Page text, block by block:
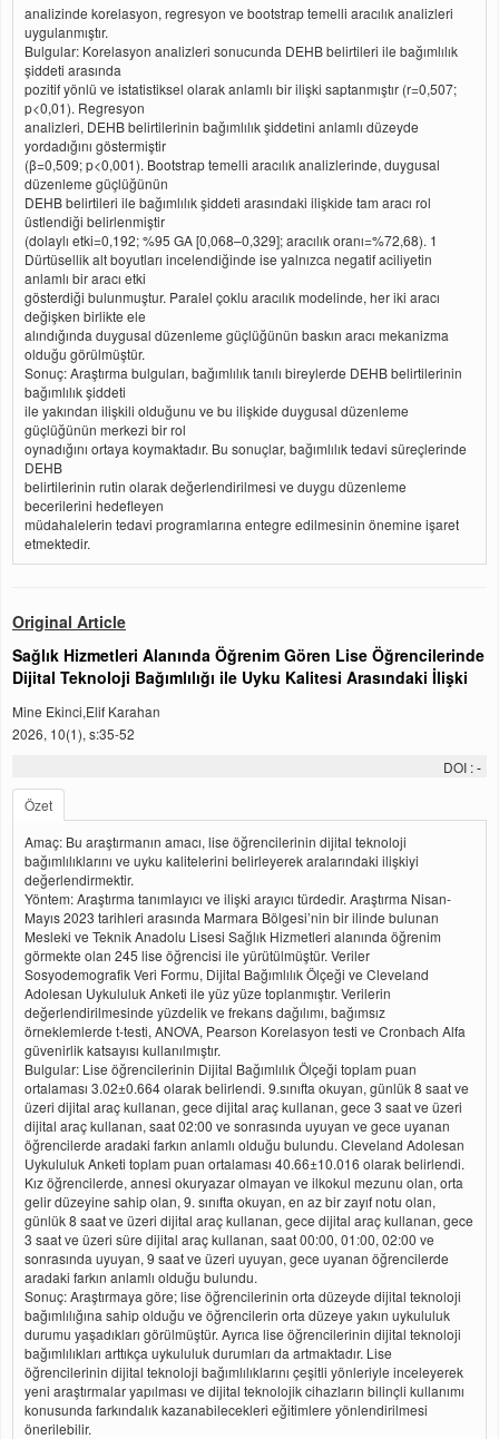
analizinde korelasyon, regresyon ve bootstrap temelli aracılık analizleri
uygulanmıştır.
Bulgular: Korelasyon analizleri sonucunda DEHB belirtileri ile bağımlılık
şiddeti arasında
pozitif yönlü ve istatistiksel olarak anlamlı bir ilişki saptanmıştır (r=0,507;
p<0,01). Regresyon
analizleri, DEHB belirtilerinin bağımlılık şiddetini anlamlı düzeyde
yordadığını göstermiştir
(β=0,509; p<0,001). Bootstrap temelli aracılık analizlerinde, duygusal
düzenleme güçlüğünün
DEHB belirtileri ile bağımlılık şiddeti arasındaki ilişkide tam aracı rol
üstlendiği belirlenmiştir
(dolaylı etki=0,192; %95 GA [0,068–0,329]; aracılık oranı=%72,68). 1
Dürtüsellik alt boyutları incelendiğinde ise yalnızca negatif aciliyetin
anlamlı bir aracı etki
gösterdiği bulunmuştur. Paralel çoklu aracılık modelinde, her iki aracı
değişken birlikte ele
alındığında duygusal düzenleme güçlüğünün baskın aracı mekanizma
olduğu görülmüştür.
Sonuç: Araştırma bulguları, bağımlılık tanılı bireylerde DEHB belirtilerinin
bağımlılık şiddeti
ile yakından ilişkili olduğunu ve bu ilişkide duygusal düzenleme
güçlüğünün merkezi bir rol
oynadığını ortaya koymaktadır. Bu sonuçlar, bağımlılık tedavi süreçlerinde
DEHB
belirtilerinin rutin olarak değerlendirilmesi ve duygu düzenleme
becerilerini hedefleyen
müdahalelerin tedavi programlarına entegre edilmesinin önemine işaret
etmektedir.
Original Article
Sağlık Hizmetleri Alanında Öğrenim Gören Lise Öğrencilerinde
Dijital Teknoloji Bağımlılığı ile Uyku Kalitesi Arasındaki İlişki
Mine Ekinci,Elif Karahan
2026, 10(1), s:35-52
DOI :-
Özet
Amaç: Bu araştırmanın amacı, lise öğrencilerinin dijital teknoloji
bağımlılıklarını ve uyku kalitelerini belirleyerek aralarındaki ilişkiyi
değerlendirmektir.
Yöntem: Araştırma tanımlayıcı ve ilişki arayıcı türdedir. Araştırma Nisan-
Mayıs 2023 tarihleri arasında Marmara Bölgesi’nin bir ilinde bulunan
Mesleki ve Teknik Anadolu Lisesi Sağlık Hizmetleri alanında öğrenim
görmekte olan 245 lise öğrencisi ile yürütülmüştür. Veriler
Sosyodemografik Veri Formu, Dijital Bağımlılık Ölçeği ve Cleveland
Adolesan Uykululuk Anketi ile yüz yüze toplanmıştır. Verilerin
değerlendirilmesinde yüzdelik ve frekans dağılımı, bağımsız
örneklemlerde t-testi, ANOVA, Pearson Korelasyon testi ve Cronbach Alfa
güvenirlik katsayısı kullanılmıştır.
Bulgular: Lise öğrencilerinin Dijital Bağımlılık Ölçeği toplam puan
ortalaması 3.02±0.664 olarak belirlendi. 9.sınıfta okuyan, günlük 8 saat ve
üzeri dijital araç kullanan, gece dijital araç kullanan, gece 3 saat ve üzeri
dijital araç kullanan, saat 02:00 ve sonrasında uyuyan ve gece uyanan
öğrencilerde aradaki farkın anlamlı olduğu bulundu. Cleveland Adolesan
Uykululuk Anketi toplam puan ortalaması 40.66±10.016 olarak belirlendi.
Kız öğrencilerde, annesi okuryazar olmayan ve ilkokul mezunu olan, orta
gelir düzeyine sahip olan, 9. sınıfta okuyan, en az bir zayıf notu olan,
günlük 8 saat ve üzeri dijital araç kullanan, gece dijital araç kullanan, gece
3 saat ve üzeri süre dijital araç kullanan, saat 00:00, 01:00, 02:00 ve
sonrasında uyuyan, 9 saat ve üzeri uyuyan, gece uyanan öğrencilerde
aradaki farkın anlamlı olduğu bulundu.
Sonuç: Araştırmaya göre; lise öğrencilerinin orta düzeyde dijital teknoloji
bağımlılığına sahip olduğu ve öğrencilerin orta düzeye yakın uykululuk
durumu yaşadıkları görülmüştür. Ayrıca lise öğrencilerinin dijital teknoloji
bağımlılıkları arttıkça uykululuk durumları da artmaktadır. Lise
öğrencilerinin dijital teknoloji bağımlılıklarını çeşitli yönleriyle inceleyerek
yeni araştırmalar yapılması ve dijital teknolojik cihazların bilinçli kullanımı
konusunda farkındalık kazanabilecekleri eğitimlere yönlendirilmesi
önerilebilir.